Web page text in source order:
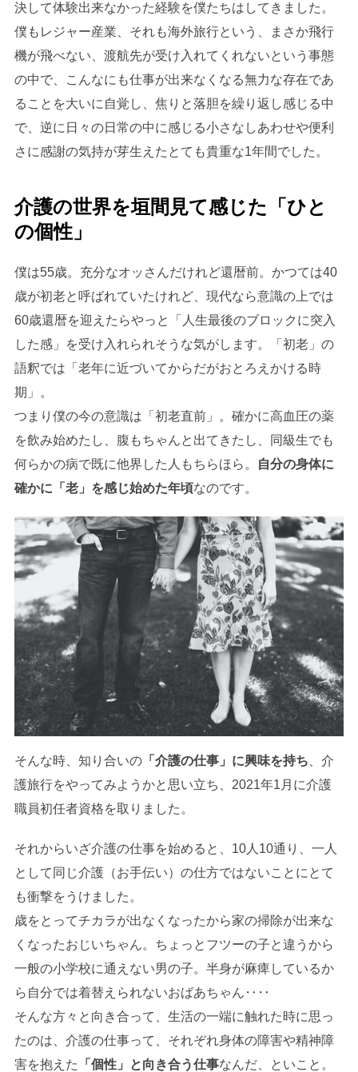
決して体験出来なかった経験を僕たちはしてきました。
僕もレジャー産業、それも海外旅行という、まさか飛行
機が飛べない、渡航先が受け入れてくれないという事態
の中で、こんなにも仕事が出来なくなる無力な存在であ
ることを大いに自覚し、焦りと落胆を繰り返し感じる中
で、逆に日々の日常の中に感じる小さなしあわせや便利
さに感謝の気持が芽生えたとても貴重な1年間でした。
介護の世界を垣間見て感じた「ひと
の個性」
僕は55歳。充分なオッさんだけれど還暦前。かつては40
歳が初老と呼ばれていたけれど、現代なら意識の上では
60歳還暦を迎えたらやっと「人生最後のブロックに突入
した感」を受け入れられそうな気がします。「初老」の
語釈では「老年に近づいてからだがおとろえかける時
期」。
つまり僕の今の意識は「初老直前」。確かに高血圧の薬
を飲み始めたし、腹もちゃんと出てきたし、同級生でも
何らかの病で既に他界した人もちらほら。
自分の身体に
確かに「老」を感じ始めた年頃なのです。
そんな時、知り合いの「介護の仕事」に興味を持ち 、介
護旅行をやってみようかと思い立ち、2021年1月に介護
職員初任者資格を取りました。
それからいざ介護の仕事を始めると、10人10通り、一人
として同じ介護（お手伝い）の仕方ではないことにとて
も衝撃をうけました。
歳をとってチカラが出なくなったから家の掃除が出来な
くなったおじいちゃん。ちょっとフツーの子と違うから
一般の小学校に通えない男の子。半身が麻痺しているか
ら自分では着替えられないおばあちゃん‥‥
そんな方々と向き合って、生活の一端に触れた時に思っ
たのは、介護の仕事って、それぞれ身体の障害や精神障
害を抱えた
「個性」と向き合う仕事なんだ、といこと。